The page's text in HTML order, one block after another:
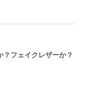
？フェイクレザーか？